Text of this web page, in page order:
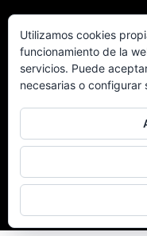
Telemotril, la
Tropical de
107.7
Política de cookies Más
Utilizamos cookies
funcionamiento de la
servicios. Puede
necesarias o configurar